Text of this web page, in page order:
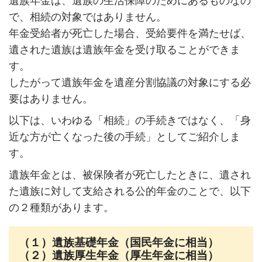
で、相続の対象ではありません。
年金受給者が死亡した場合、受給要件を満たせば、
遺された遺族は遺族年金を受け取ることができま
す。
したがって遺族年金を遺産分割協議の対象にする必
要はありません。
以下は、いわゆる「相続」の手続きではなく、「身
近な方が亡くなった後の手続」としてご紹介しま
す。
遺族年金とは、被保険者が死亡したときに、遺され
た遺族に対して支給される公的年金のことで、以下
の２種類があります。
（１）遺族基礎年金（国民年金に相当）
（２）遺族厚生年金（厚生年金に相当）